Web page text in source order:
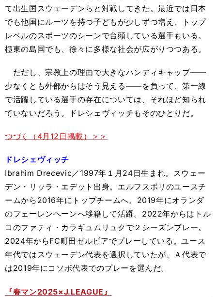
て出生国スウェーデンらと対戦してきた。最近では日本
でも他国にルーツを持つ子どもが少しずつ増え、トップ
レベルのスポーツのシーンで台頭している選手もいる。
極東の島国でも、徐々に多様な社会が広がりつつある。
ただし、宗教上の理由で大きなハンディキャップ――
少なくとも外部からはそう見える――を負って、第一線
で活躍している選手の存在については、それほど知られ
ていないだろう。ドレシェヴィッチもそのひとりだ。
つづく（4月12日掲載）＞＞
ドレシェヴィッチ
Ibrahim Drecevic／1997年１月24日生まれ。スウェー
デン・リッラ・エデット出身。エルフスボリのユースチ
ームから2016年にトップチームへ。2019年にオランダ
のフェーレンヘーンへ移籍して活躍。2022年からはトル
コのファティ・カラギュムリュクで２シーズンプレー。
2024年からFC町田ゼルビアでプレーしている。ユース
年代ではスウェーデン代表を選択していたが、Ａ代表で
は2019年にコソボ代表でのプレーを選んだ。
『春マン2025×J.LEAGUE』